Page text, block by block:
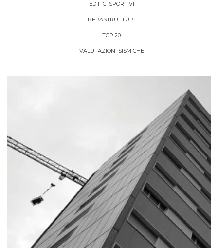
EDIFICI SPORTIVI
INFRASTRUTTURE
TOP 20
VALUTAZIONI SISMICHE
RIQUALIFICAZIONE ENERGETICA E
RISTRUTTURAZIONE TORRI DI VILLAZZANO
Edifici abitatitivi, TOP 20